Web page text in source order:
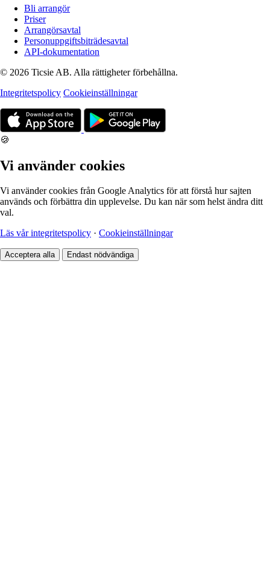
Bli arrangör
Priser
Arrangörsavtal
Personuppgiftsbiträdesavtal
API-dokumentation
© 2026 Ticsie AB. Alla rättigheter förbehållna.
Integritetspolicy Cookieinställningar
🍪
Vi använder cookies
Vi använder cookies från Google Analytics för att förstå hur sajten
används och förbättra din upplevelse. Du kan när som helst ändra ditt
val.
Läs vår integritetspolicy · Cookieinställningar
Acceptera alla Endast nödvändiga